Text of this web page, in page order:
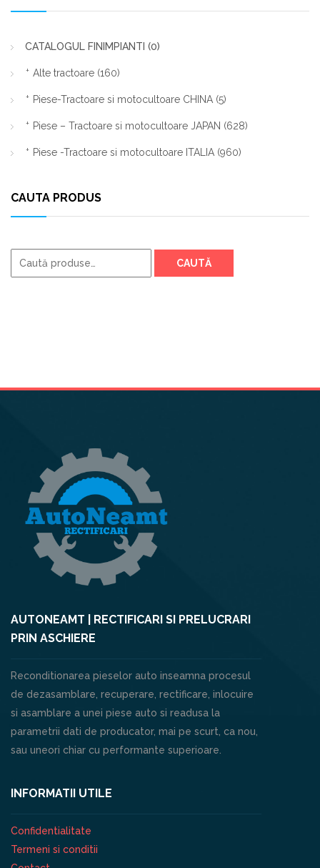
CATALOGUL FINIMPIANTI (0)
Alte tractoare (160)
Piese-Tractoare si motocultoare CHINA (5)
Piese – Tractoare si motocultoare JAPAN (628)
Piese -Tractoare si motocultoare ITALIA (960)
CAUTA PRODUS
Caută
după:
CAUTĂ
AUTONEAMT | RECTIFICARI SI PRELUCRARI
PRIN ASCHIERE
Reconditionarea pieselor auto inseamna procesul
de dezasamblare, recuperare, rectificare, inlocuire
si asamblare a unei piese auto si readusa la
parametrii dati de producator, mai pe scurt, ca nou,
sau uneori chiar cu performante superioare.
INFORMATII UTILE
Confidentialitate
Termeni si conditii